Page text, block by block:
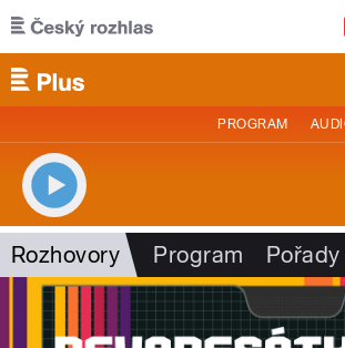
Přejít k hlavnímu obsahu
PROGRAM
Rozhovory Program Pořady